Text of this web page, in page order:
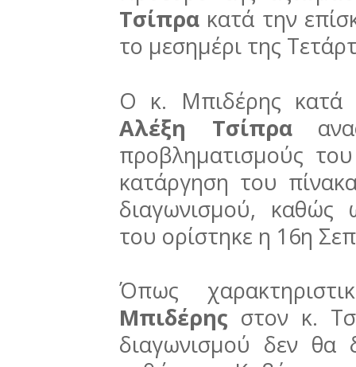
Τσίπρα κατά την
το μεσημέρι της
Ο κ. Μπιδέρης κατά
Αλέξη Τσίπρα
προβληματισμούς
κατάργηση του
διαγωνισμού, καθώς
του ορίστηκε η 16η
Όπως
Μπιδέρης στον κ.
διαγωνισμού δεν θα